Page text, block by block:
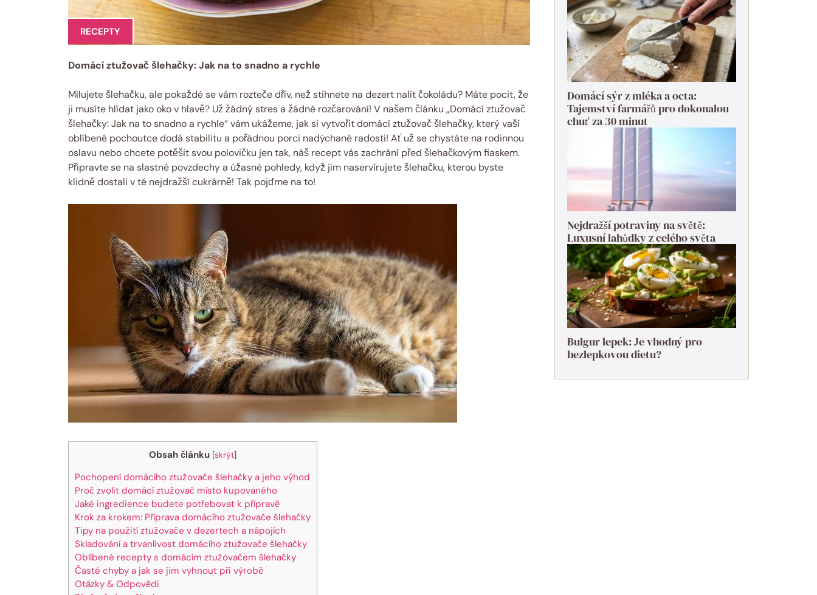
RECEPTY
Domácí ztužovač šlehačky: Jak na to snadno a rychle
Milujete šlehačku, ale pokaždé se vám rozteče dřív, než stihnete na dezert nalít čokoládu? Máte pocit, že
ji musíte hlídat jako oko v hlavě? Už žádný stres a žádné rozčarování! V našem článku „Domácí ztužovač
šlehačky: Jak na to snadno a rychle“ vám ukážeme, jak si vytvořit domácí ztužovač šlehačky, který vaší
oblíbené pochoutce dodá stabilitu a pořádnou porci nadýchané radosti! Ať už se chystáte na rodinnou
oslavu nebo chcete potěšit svou polovičku jen tak, náš recept vás zachrání před šlehačkovým fiaskem.
Připravte se na slastné povzdechy a úžasné pohledy, když jim naservírujete šlehačku, kterou byste
klidně dostali v té nejdražší cukrárně! Tak pojďme na to!
Obsah článku [skrýt]
Pochopení domácího ztužovače šlehačky a jeho výhod
Proč zvolit domácí ztužovač místo kupovaného
Jaké ingredience budete potřebovat k přípravě
Krok za krokem: Příprava domácího ztužovače šlehačky
Tipy na použití ztužovače v dezertech a nápojích
Skladování a trvanlivost domácího ztužovače šlehačky
Oblíbené recepty s domácím ztužovačem šlehačky
Časté chyby a jak se jim vyhnout při výrobě
Otázky & Odpovědi
Domácí sýr z mléka a octa:
Tajemství farmářů pro dokonalou
chuť za 30 minut
Nejdražší potraviny na světě:
Luxusní lahůdky z celého světa
Bulgur lepek: Je vhodný pro
bezlepkovou dietu?